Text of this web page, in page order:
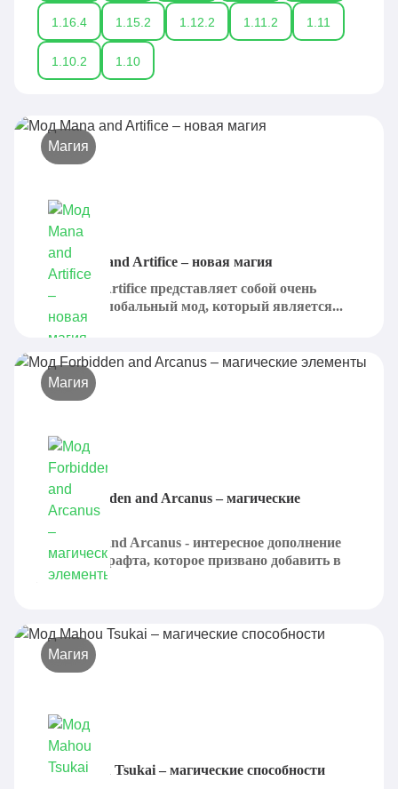
1.16.4 1.15.2 1.12.2 1.11.2 1.11
1.10.2 1.10
Магия
Мод Mana and Artifice – новая магия
Mana and Artifice представляет собой очень
большой, глобальный мод, который является...
Магия
Мод Forbidden and Arcanus – магические
элементы
Forbidden and Arcanus - интересное дополнение
для Майнкрафта, которое призвано добавить в
игру...
Магия
Мод Mahou Tsukai – магические способности